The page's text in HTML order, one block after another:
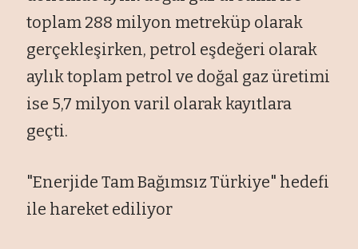
toplam 288 milyon metreküp olarak
gerçekleşirken, petrol eşdeğeri olarak
aylık toplam petrol ve doğal gazüretimi
ise 5,7 milyon varil olarak kayıtlara
geçti.
"Enerjide Tam Bağımsız Türkiye" hedefi
ile hareket ediliyor